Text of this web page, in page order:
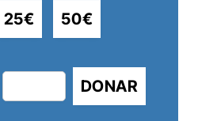
25€ 50€
DONAR